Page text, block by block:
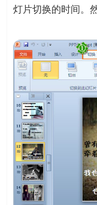
灯片切换的时间。